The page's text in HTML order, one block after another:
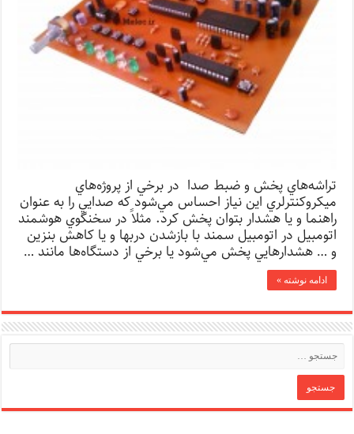
تراشه‌هاي پخش و ضبط صدا در برخي از پروژه‌هاي
ميكروكنترلري اين نياز احساس مي‌شود كه صدايي را به عنوان
راهنما و يا هشدار بتوان پخش كرد. مثلاً در سخنگوي هوشمند
اتومبيل در اتومبيل سمند با بازشدن دربها و يا كاهش بنزين
و … هشدارهايي پخش مي‌شود يا برخي از دستگاه‌ها مانند …
ادامه نوشته »